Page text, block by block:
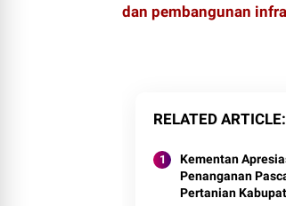
dan pembangunan
RELATED ARTICLE
Kementan
Penanganan
Pertanian